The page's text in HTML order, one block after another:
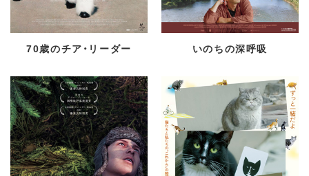
70歳のチア・リーダー いのちの深呼吸